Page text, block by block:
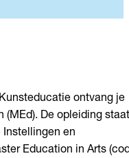
ontvang je
(MEd). De opleiding staat
Instellingen en
Education in Arts